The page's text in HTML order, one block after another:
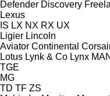
Defender Discovery
Lexus
IS LX NX RX UX
Ligier Lincoln
Aviator Continental
Lotus Lynk & Co Lynx MAN
TGE
MG
TD TF ZS